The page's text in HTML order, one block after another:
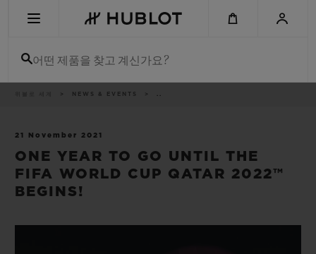
어떤 제품을 찾고 계신가요?
NEWS & EVENTS ..
21 November 2021
ONE YEAR TO GO UNTIL THE
FIFA WORLD CUP QATAR 2022™
BEGINS!
신제품